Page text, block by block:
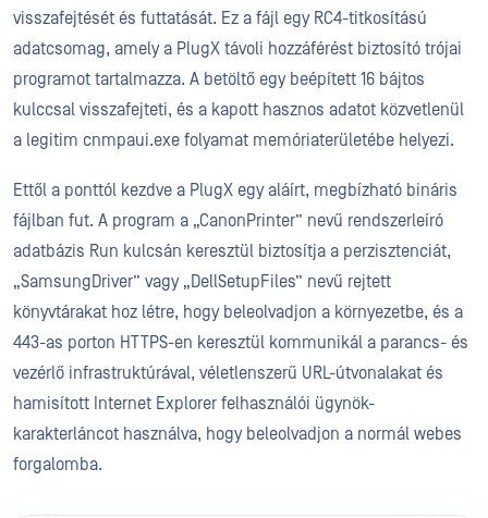
visszafejtését és futtatását. Ez a fájl egy RC4-titkosítású
adatcsomag, amely a PlugX távoli hozzáférést biztosító trójai
programot tartalmazza. A betöltő egy beépített 16 bájtos
kulccsal visszafejteti, és a kapott hasznos adatot közvetlenül
a legitim cnmpaui.exe folyamat memóriaterületébe helyezi.
Ettől a ponttól kezdve a PlugX egy aláírt, megbízható bináris
fájlban fut. A program a „CanonPrinter” nevű rendszerleíró
adatbázis Run kulcsán keresztül biztosítja a perzisztenciát,
„SamsungDriver” vagy „DellSetupFiles” nevű rejtett
könyvtárakat hoz létre, hogy beleolvadjon a környezetbe, és a
443-as porton HTTPS-en keresztül kommunikál a parancs- és
vezérlő infrastruktúrával, véletlenszerű URL-útvonalakat és
hamisított Internet Explorer felhasználói ügynök-
karakterláncot használva, hogy beleolvadjon a normál webes
forgalomba.